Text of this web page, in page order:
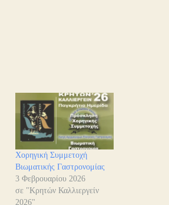
Χορηγική Συμμετοχή
Βιωματικής Γαστρονομίας
3 Φεβρουαρίου 2026
σε "Κρητών Καλλιεργείν
2026"